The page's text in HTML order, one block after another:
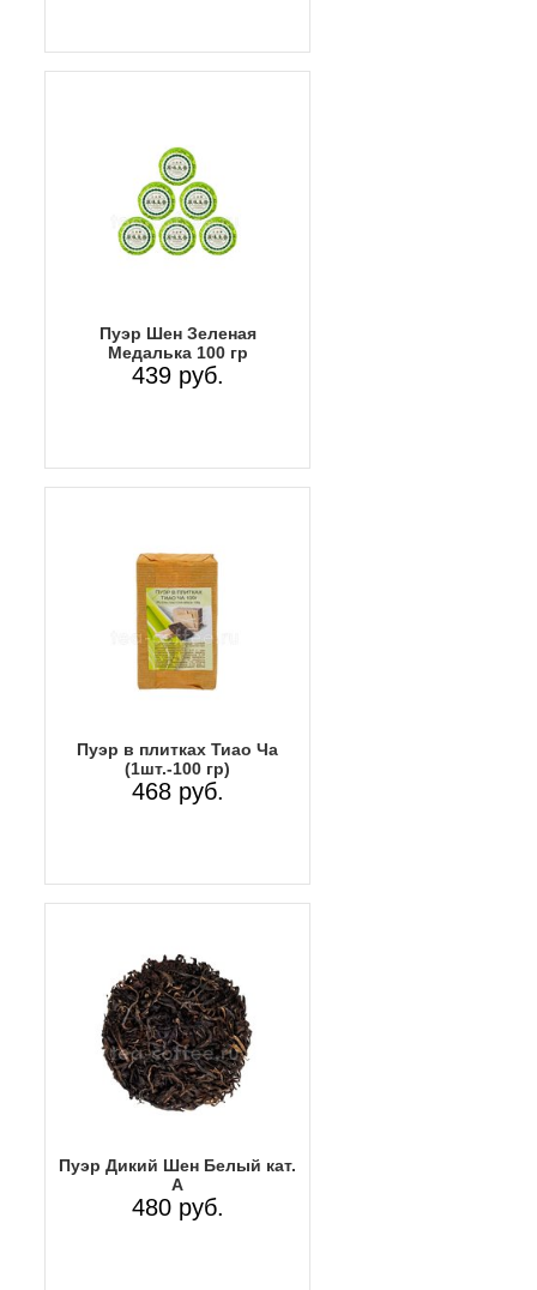
Пуэр Шен Зеленая
Медалька 100 гр
439 руб.
Пуэр в плитках Тиао Ча
(1шт.-100 гр)
468 руб.
Пуэр Дикий Шен Белый кат.
А
480 руб.